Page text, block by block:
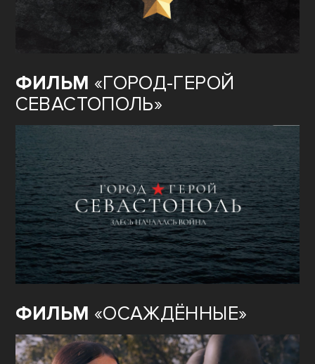
ФИЛЬМ «ГОРОД-ГЕРОЙ
СЕВАСТОПОЛЬ»
ФИЛЬМ «ОСАЖДЁННЫЕ»